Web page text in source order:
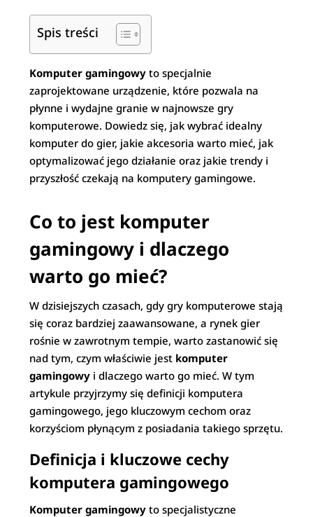
Spis treści
Komputer gamingowy to specjalnie
zaprojektowane urządzenie, które pozwala na
płynne i wydajne granie w najnowsze gry
komputerowe. Dowiedz się, jak wybrać idealny
komputer do gier, jakie akcesoria warto mieć, jak
optymalizować jego działanie oraz jakie trendy i
przyszłość czekają na komputery gamingowe.
Co to jest komputer
gamingowy i dlaczego
warto go mieć?
W dzisiejszych czasach, gdy gry komputerowe stają
się coraz bardziej zaawansowane, a rynek gier
rośnie w zawrotnym tempie, warto zastanowić się
nad tym, czym właściwie jest komputer
gamingowy i dlaczego warto go mieć. W tym
artykule przyjrzymy się definicji komputera
gamingowego, jego kluczowym cechom oraz
korzyściom płynącym z posiadania takiego sprzętu.
Definicja i kluczowe cechy
komputera gamingowego
Komputer gamingowy to specjalistyczne